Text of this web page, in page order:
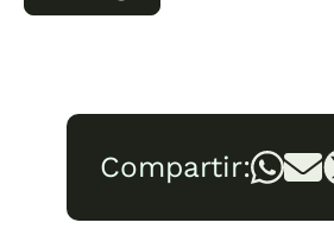
Compartir: